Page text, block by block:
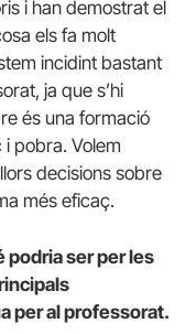
i han demostrat el
els fa molt
incidint bastant
ja que s’hi
és una formació
pobra. Volem
decisions sobre
més eficaç.
podria ser per les
per al professorat.